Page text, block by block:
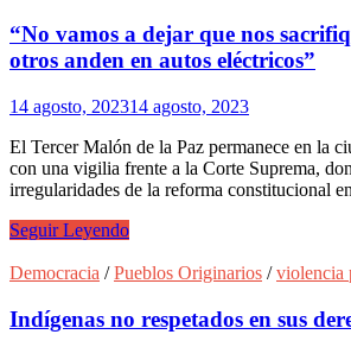
discriminación
de
Canal
a
integrantes
del
pueblo
indígena
“No vamos a dejar que nos
otros anden en autos eléctricos”
14 agosto, 202314 agosto, 2023
El Tercer Malón de la Paz permanece en la
con una vigilia frente a la Corte Suprema,
irregularidades de la reforma constitucional
“No
a
que
nos
Seguir Leyendo
Democracia /Pueblos Originarios /violencia
Indígenas no respetados en sus